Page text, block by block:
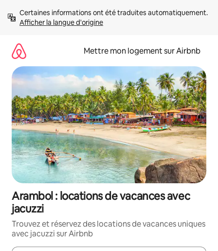
directement
Afficher la langue d'origine
Mettre mon logement sur Airbnb
Arambol : locations de vacances avec
jacuzzi
Trouvez et réservez des locations de vacances uniques
avec jacuzzi sur Airbnb